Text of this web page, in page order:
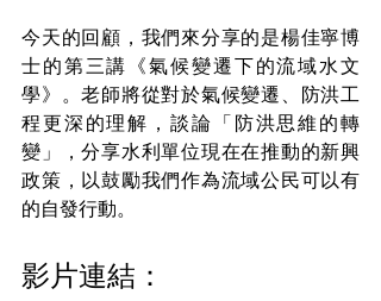
今天的回顧，我們來分享的是楊佳寧博
士的第三講《氣候變遷下的流域水文
學》。老師將從對於氣候變遷、防洪工
程更深的理解，談論「防洪思維的轉
變」，分享水利單位現在在推動的新興
政策，以鼓勵我們作為流域公民可以有
的自發行動。
影片連結：